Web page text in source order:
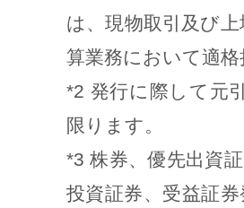
は、現物取引及び
算業務において適
*2 発行に際して元
限ります。
*3 株券、優先出資
投資証券、受益証